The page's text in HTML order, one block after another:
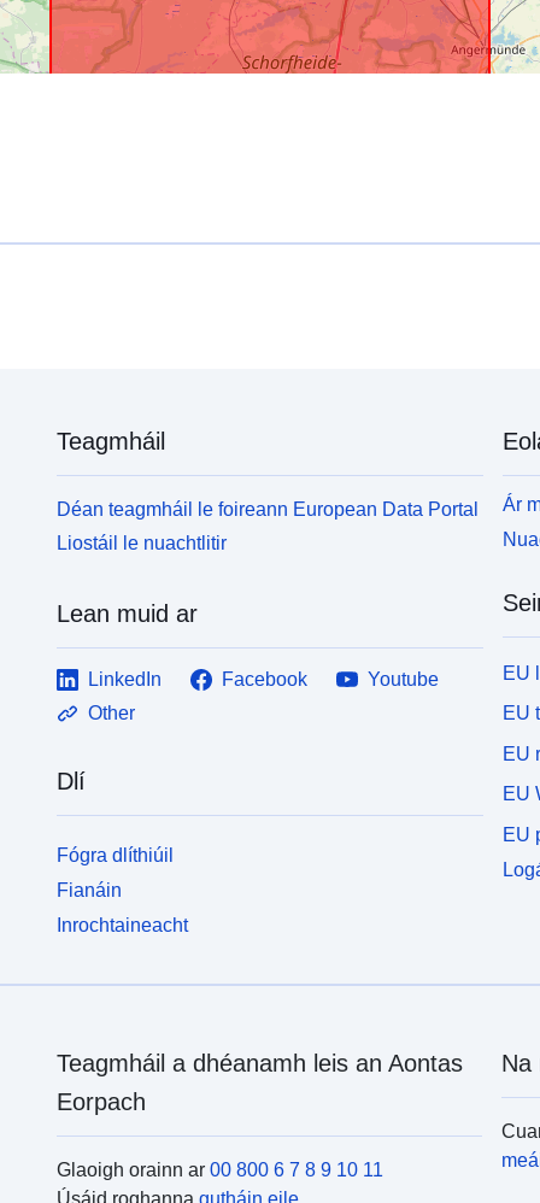
Teagmháil
Déan teagmháil le foireann European Data Portal
Liostáil le nuachtlitir
Lean muid ar
LinkedIn Facebook
Youtube
Other
Dlí
Fógra dlíthiúil
Fianáin
Inrochtaineacht
Ár
EU
EU
EU
EU
EU
Teagmháil a dhéanamh leis an Aontas
Eorpach
Glaoigh orainn ar 00 800 6 7 8 9 10 11
Úsáid roghanna gutháin eile
Na